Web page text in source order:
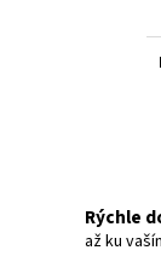
Rýchle
až ku